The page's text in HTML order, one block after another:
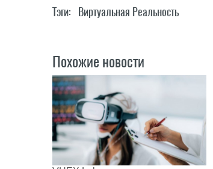
Тэги: Виртуальная Реальность
Похожие новости